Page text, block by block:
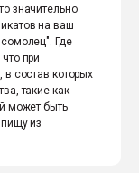
значительно
на ваш
Где
при
в состав которых
такие как
может быть
из